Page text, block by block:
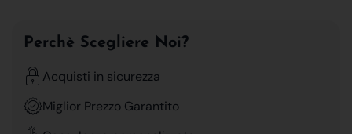
Perchè Scegliere Noi?
Acquisti in sicurezza
Miglior Prezzo Garantito